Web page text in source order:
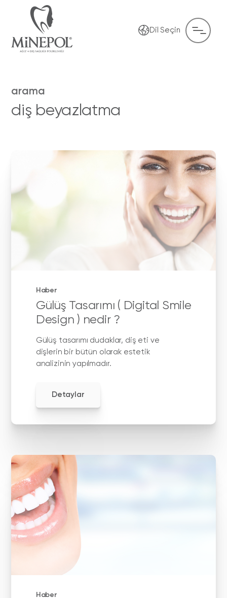
Dil Seçin
arama
diş beyazlatma
Haber
Gülüş Tasarımı ( Digital Smile
Design ) nedir ?
Gülüş tasarımı dudaklar, diş eti ve
dişlerin bir bütün olarak estetik
analizinin yapılmadır.
Detaylar
Haber